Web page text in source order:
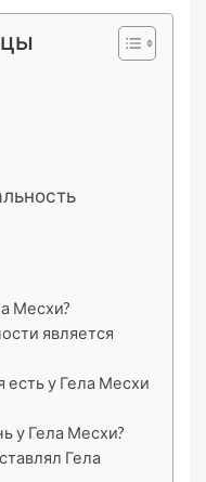
Месхи?
является
у Гела Месхи
у Гела Месхи?
Гела